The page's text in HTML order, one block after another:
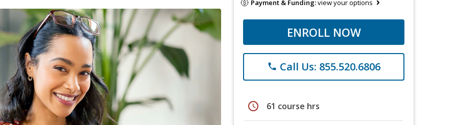
Payment & Funding:view your options
ENROLL NOW
phone Call Us: 855.520.6806
schedule 61 course hrs